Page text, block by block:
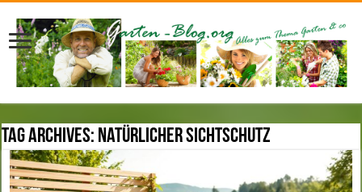
Tag Archives: Natürlicher Sichtschutz